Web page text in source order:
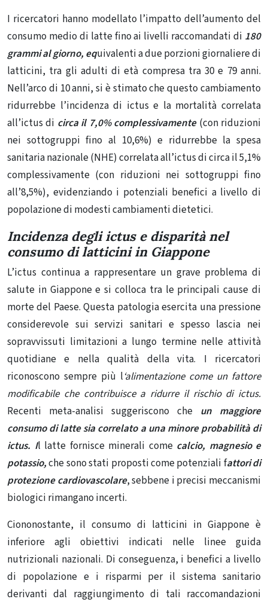
I ricercatori hanno modellato l’impatto dell’aumento del
consumo medio di latte fino ai livelli raccomandati di 180
grammi al giorno, equivalenti a due porzioni giornaliere di
latticini, tra gli adulti di età compresa tra 30 e 79 anni.
Nell’arco di 10 anni, si è stimato che questo cambiamento
ridurrebbe l’incidenza di ictus e la mortalità correlata
all’ictus di circa il 7,0% complessivamente(con riduzioni
nei sottogruppi fino al 10,6%) e ridurrebbe la spesa
sanitaria nazionale (NHE) correlata all’ictus di circa il 5,1%
complessivamente (con riduzioni nei sottogruppi fino
all’8,5%), evidenziando i potenziali benefici a livello di
popolazione di modesti cambiamenti dietetici.
Incidenza degli ictus e disparità nel
consumo di latticini in Giappone
L’ictus continua a rappresentare un grave problema di
salute in Giappone e si colloca tra le principali cause di
morte del Paese. Questa patologia esercita una pressione
considerevole sui servizi sanitari e spesso lascia nei
sopravvissuti limitazioni a lungo termine nelle attività
quotidiane e nella qualità della vita. I ricercatori
riconoscono sempre più l‘alimentazione come un fattore
modificabile che contribuisce a ridurre il rischio di ictus.
Recenti meta-analisi suggeriscono che un maggiore
consumo di latte sia correlato a una minore probabilità di
ictus. Il latte fornisce minerali come calcio, magnesio e
potassio,che sono stati proposti come potenziali fattori di
protezione cardiovascolare, sebbene i precisi meccanismi
biologici rimangano incerti.
Ciononostante, il consumo di latticini in Giappone è
inferiore agli obiettivi indicati nelle linee guida
nutrizionali nazionali. Di conseguenza, i benefici a livello
di popolazione e i risparmi per il sistema sanitario
derivanti dal raggiungimento di tali raccomandazioni